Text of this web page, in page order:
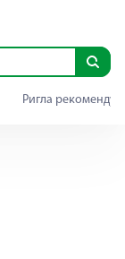
Ригла